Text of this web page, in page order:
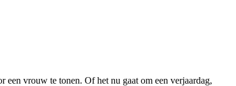
vrouw te tonen. Of het nu gaat om een verjaardag,